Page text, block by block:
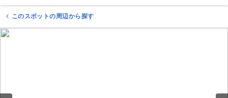
このスポットの周辺から探す